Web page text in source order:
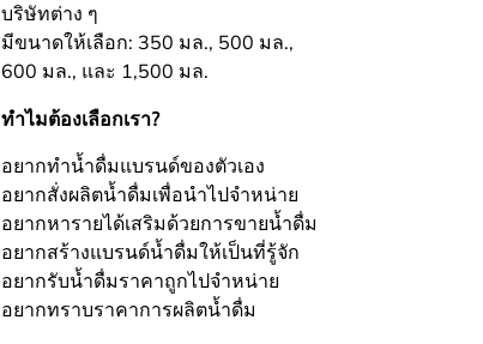
บริษัทต่าง ๆ
มีขนาดให้เลือก: 350 มล., 500 มล.,
600 มล., และ 1,500 มล.
ทำไมต้องเลือกเรา?
อยากทำน้ำดื่มแบรนด์ของตัวเอง
อยากสั่งผลิตน้ำดื่มเพื่อนำไปจำหน่าย
อยากหารายได้เสริมด้วยการขายน้ำดื่ม
อยากสร้างแบรนด์น้ำดื่มให้เป็นที่รู้จัก
อยากรับน้ำดื่มราคาถูกไปจำหน่าย
อยากทราบราคาการผลิตน้ำดื่ม